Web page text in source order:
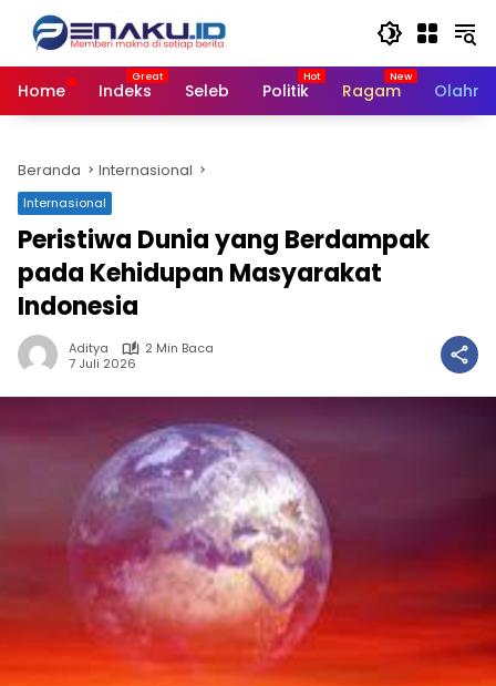
Langsung
konten
Home
Indeks Seleb Politik Ragam
Beranda Internasional
Internasional
Peristiwa Dunia yang Berdampak
pada Kehidupan Masyarakat
Indonesia
Aditya
2 Min Baca
7 Juli 2026